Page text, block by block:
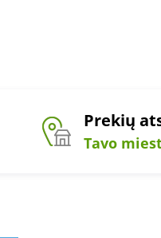
Prekių
Tavo